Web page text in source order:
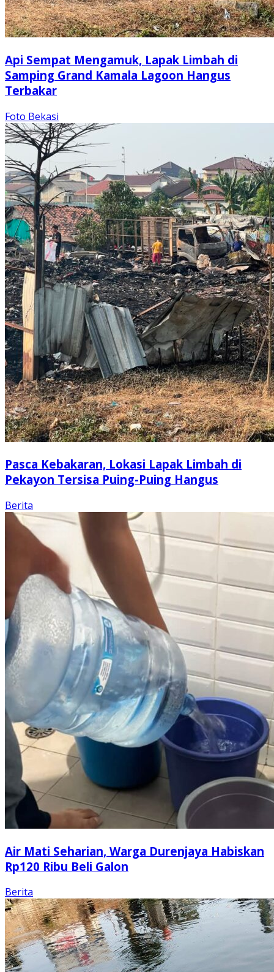
Api Sempat Mengamuk, Lapak Limbah di
Samping Grand Kamala Lagoon Hangus
Terbakar
Foto Bekasi
Pasca Kebakaran, Lokasi Lapak Limbah di
Pekayon Tersisa Puing-Puing Hangus
Berita
Air Mati Seharian, Warga Durenjaya Habiskan
Rp120 Ribu Beli Galon
Berita